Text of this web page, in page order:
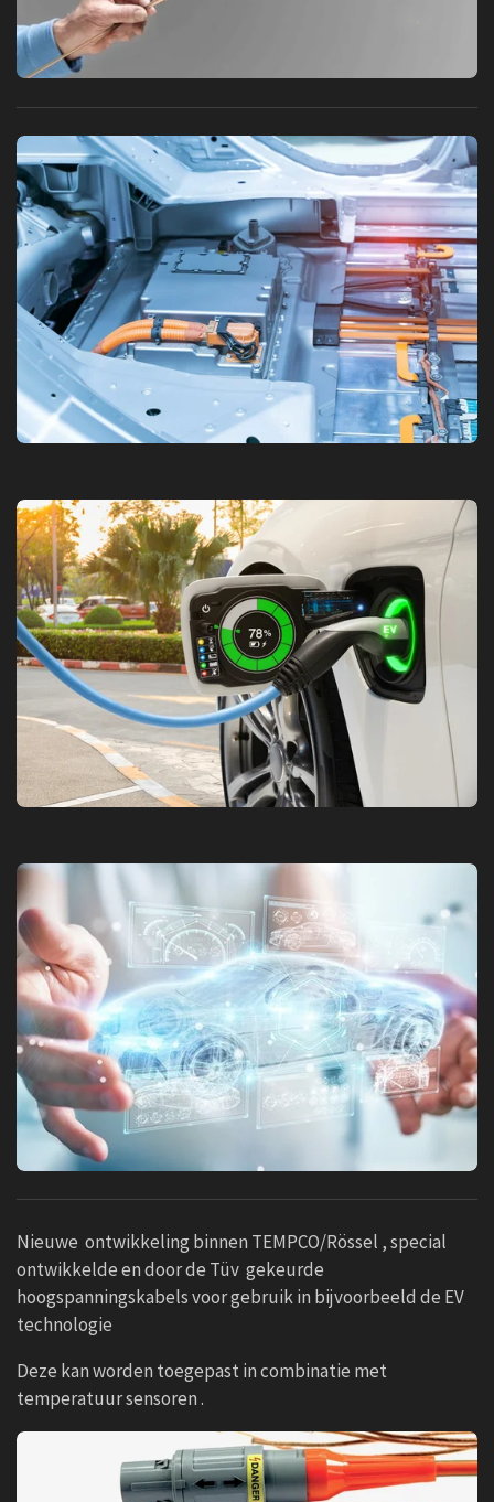
Nieuwe ontwikkeling binnen TEMPCO/Rössel , special
ontwikkelde en door de Tüv gekeurde
hoogspanningskabels voor gebruik in bijvoorbeeld de EV
technologie
Deze kan worden toegepast in combinatie met
temperatuur sensoren .